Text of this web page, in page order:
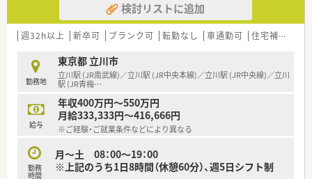
【勤務実態について】
■原則として日祝と他1日が休日となり、ワークライフバランス
を重視した勤務が可能です。
ッシュする時間があります。
■残業はほとんどなく、時間外勤務が発生した場合は30分単位
で手当が支給されます。
検討リストに追加
週32h以上 新卒可 ブランク可 転勤なし 車通勤可 住宅補助(手当)あり
勤務地
東京都 立川市
立川駅 (JR南武線)／立川駅 (JR中央本線)／立川駅 (JR中央線)／立川
駅 (JR青梅…
給与
年収400万円～550万円
月給333,333円～416,666円
※ご経験・ご就業条件などにより異なる
勤務
時間
月～土 08：00～19：00
※上記のうち1日8時間（休憩60分）、週5日シフト制